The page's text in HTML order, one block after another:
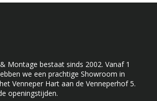
Montage bestaat sinds 2002. Vanaf 1
we een prachtige Showroom in
Venneper Hart aan de Venneperhof 5.
openingstijden.